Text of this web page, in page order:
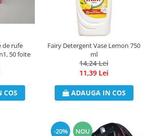
Betisoare
Pur
Air Wick
de rufe
50 foite
COS
Fairy Detergent Vase Lemon 750
ml
14,24 Lei
11,39 Lei
ADAUGA IN COS
-20% NOU